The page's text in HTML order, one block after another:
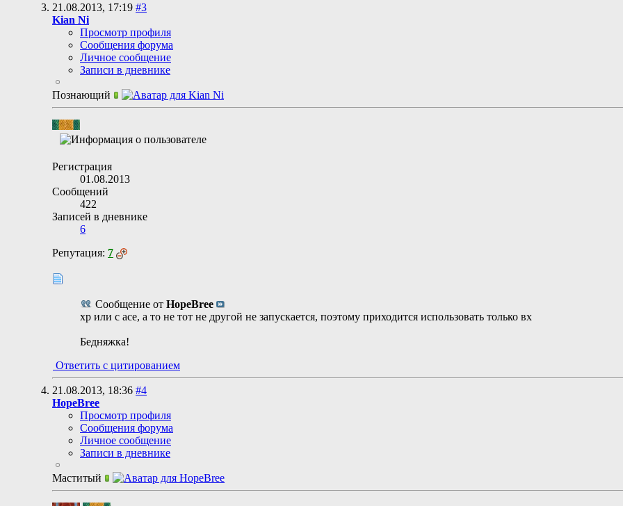
21.08.2013, 17:19 #3
Kian Ni
Просмотр профиля
Сообщения форума
Личное сообщение
Записи в дневнике
Познающий
Регистрация
01.08.2013
Сообщений
422
Записей в дневнике
6
Репутация: 7
Сообщение от HopeBree
хр или с асе, а то не тот не другой не запускается, поэтому приходится использовать только вх
Бедняжка!
Ответить с цитированием
21.08.2013, 18:36 #4
HopeBree
Просмотр профиля
Сообщения форума
Личное сообщение
Записи в дневнике
Маститый